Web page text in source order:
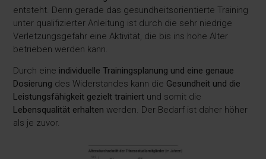
entsteht. Denn gerade das gesundheitsorientierte Training
unter qualifizierter Anleitung ist durch die sehr niedrige
Verletzungsgefahr eine Aktivität, die bis ins hohe Alter
betrieben werden kann.
Durch eine individuelle Trainingsplanung und eine genaue
Dosierung des Widerstandes kann die Gesundheit und die
Leistungsfähigkeit gezielt trainiert und somit die
Lebensqualität erhalten werden. Der Bedarf ist daher höher
als je zuvor.